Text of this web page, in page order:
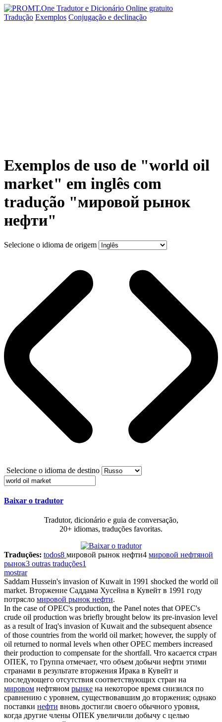
Tradução Exemplos Conjugação e declinação
Exemplos de uso de "world oil
market" em inglês com
tradução "мировой рынок
нефти"
Selecione o idioma de origem
Selecione o idioma de destino
Baixar o tradutor
Tradutor, dicionário e guia de conversação,
20+ idiomas, traduções favoritas.
Traduções: todos8 мировой рынок нефти4 мировой нефтяной
рынок3 outras traduções1
mostrar
Saddam Hussein's invasion of Kuwait in 1991 shocked the world oil
market. Вторжение Саддама Хусейна в Кувейт в 1991 году
потрясло мировой рынок нефти.
In the case of OPEC's production, the Panel notes that OPEC's
crude oil production was briefly brought below its pre-invasion level
as a result of Iraq's invasion of Kuwait and the subsequent absence
of those countries from the world oil market; however, the supply of
oil returned to normal levels when other OPEC members increased
their production to compensate for the shortfall. Что касается стран
ОПЕК, то Группа отмечает, что объем добычи нефти этими
странами в результате вторжения Ирака в Кувейт и
последующего отсутствия соответствующих стран на
мировом нефтяном рынке на некоторое время снизился по
сравнению с уровнем, существовавшим до вторжения; однако
поставки нефти вновь достигли своего обычного уровня,
когда другие члены ОПЕК увеличили добычу с целью